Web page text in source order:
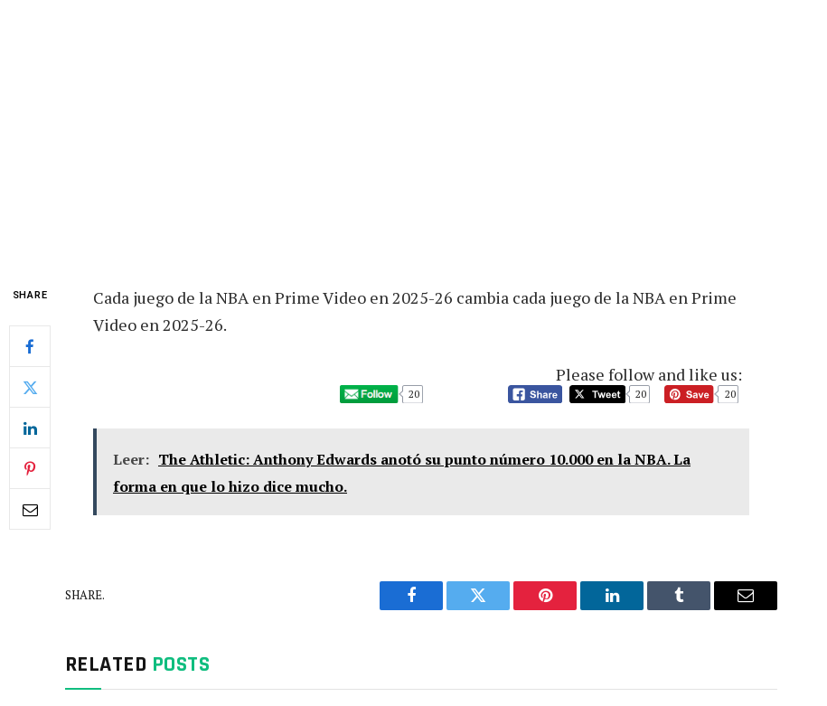
SHARE
Cada juego de la NBA en Prime Video en 2025-26 cambia cada juego de la NBA en Prime
Video en 2025-26.
Please follow and like us:
20 20 20
Leer: The Athletic: Anthony Edwards anotó su punto número 10.000 en la NBA. La
forma en que lo hizo dice mucho.
SHARE.
Facebook Twitter Pinterest LinkedIn Tumblr Email
RELATED POSTS